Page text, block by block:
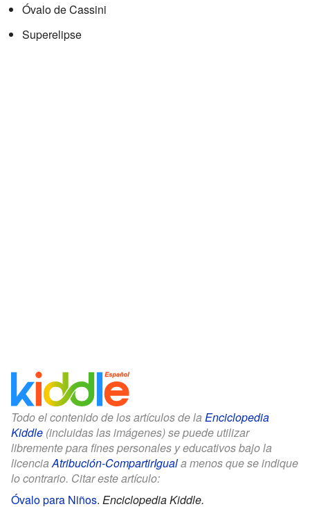
Óvalo de Cassini
Superelipse
Todo el contenido de los artículos de la Enciclopedia
Kiddle (incluidas las imágenes) se puede utilizar
libremente para fines personales y educativos bajo la
licenciaAtribución-CompartirIguala menos que se indique
lo contrario. Citar este artículo:
Óvalo para Niños. Enciclopedia Kiddle.